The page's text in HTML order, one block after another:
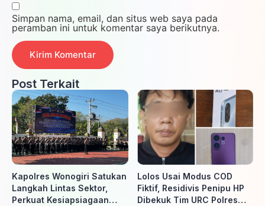
Simpan nama, email, dan situs web saya pada
peramban ini untuk komentar saya berikutnya.
Post Terkait
Kapolres Wonogiri Satukan
Langkah Lintas Sektor,
Perkuat Kesiapsiagaan
Lolos Usai Modus COD
Fiktif, Residivis Penipu HP
Dibekuk Tim URC Polres